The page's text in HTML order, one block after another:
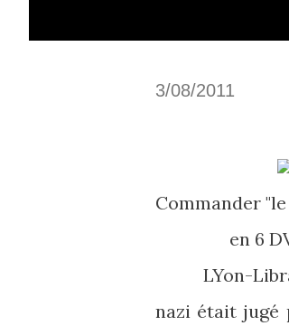
3/08/2011
Commander
en 6
LYon-
nazi était jugé